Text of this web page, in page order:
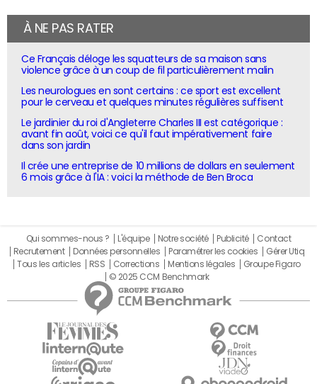
À NE PAS RATER
Ce Français déloge les squatteurs de sa maison sans
violence grâce à un coup de fil particulièrement malin
Les neurologues en sont certains : ce sport est excellent
pour le cerveau et quelques minutes régulières suffisent
Le jardinier du roi d'Angleterre Charles III est catégorique :
avant fin août, voici ce qu'il faut impérativement faire
dans son jardin
Il crée une entreprise de 10 millions de dollars en seulement
6 mois grâce à l'IA : voici la méthode de Ben Broca
Qui sommes-nous ? L'équipe Notre société Publicité
Contact
Recrutement
Données personnelles Paramétrer les cookies
Gérer Utiq
Tous les articles
RSS Corrections Mentions légales
Groupe Figaro
© 2025 CCM Benchmark